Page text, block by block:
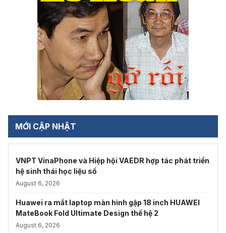
MỚI CẬP NHẬT
VNPT VinaPhone và Hiệp hội VAEDR hợp tác phát triển
hệ sinh thái học liệu số
August 6, 2026
Huawei ra mắt laptop màn hình gập 18 inch HUAWEI
MateBook Fold Ultimate Design thế hệ 2
August 6, 2026